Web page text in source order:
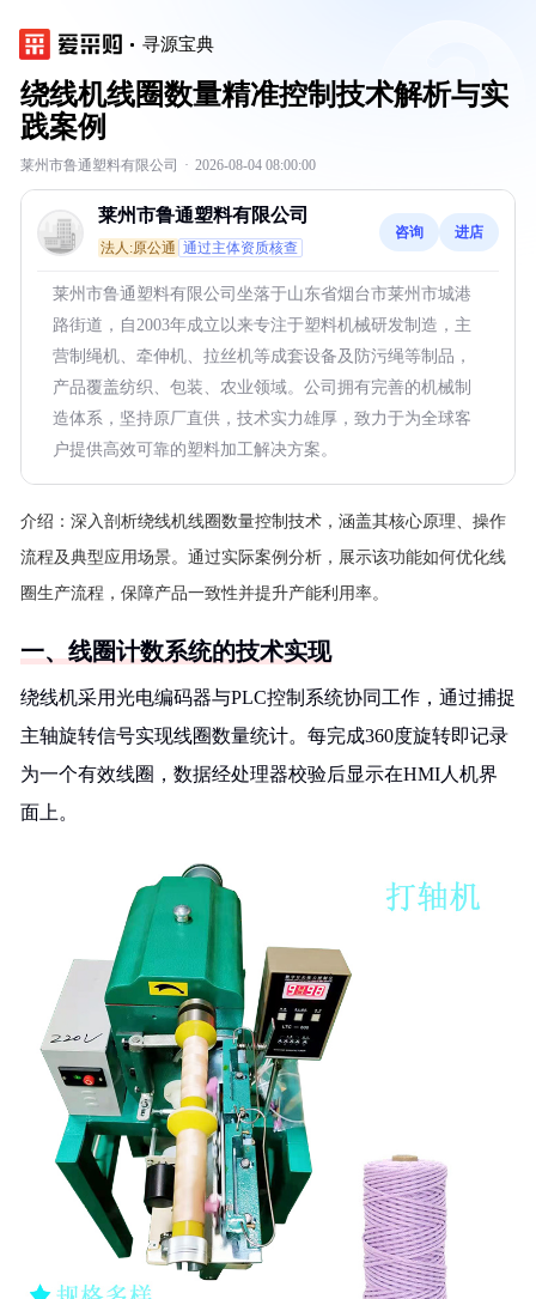
寻源宝典
绕线机线圈数量精准控制技术解析与实
践案例
莱州市鲁通塑料有限公司 · 2026-08-04 08:00:00
莱州市鲁通塑料有限公司
法人:原公通 通过主体资质核查
咨询 进店
莱州市鲁通塑料有限公司坐落于山东省烟台市莱州市城港
路街道，自2003年成立以来专注于塑料机械研发制造，主
营制绳机、牵伸机、拉丝机等成套设备及防污绳等制品，
产品覆盖纺织、包装、农业领域。公司拥有完善的机械制
造体系，坚持原厂直供，技术实力雄厚，致力于为全球客
户提供高效可靠的塑料加工解决方案。
介绍： 深入剖析绕线机线圈数量控制技术，涵盖其核心原理、操作
流程及典型应用场景。通过实际案例分析，展示该功能如何优化线
圈生产流程，保障产品一致性并提升产能利用率。
一、线圈计数系统的技术实现
绕线机采用光电编码器与PLC控制系统协同工作，通过捕捉
主轴旋转信号实现线圈数量统计。每完成360度旋转即记录
为一个有效线圈，数据经处理器校验后显示在HMI人机界
面上。